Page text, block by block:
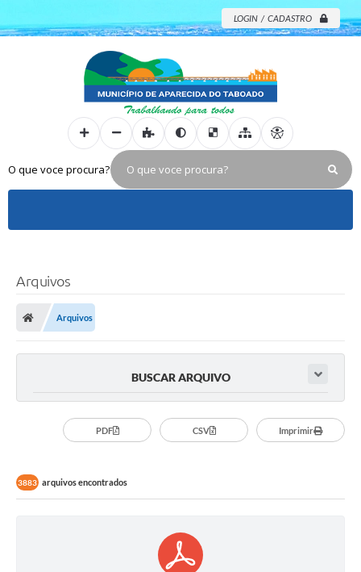
LOGIN / CADASTRO
O que voce procura?
Arquivos
Arquivos
BUSCAR ARQUIVO
PDF CSV Imprimir
3883 arquivos encontrados